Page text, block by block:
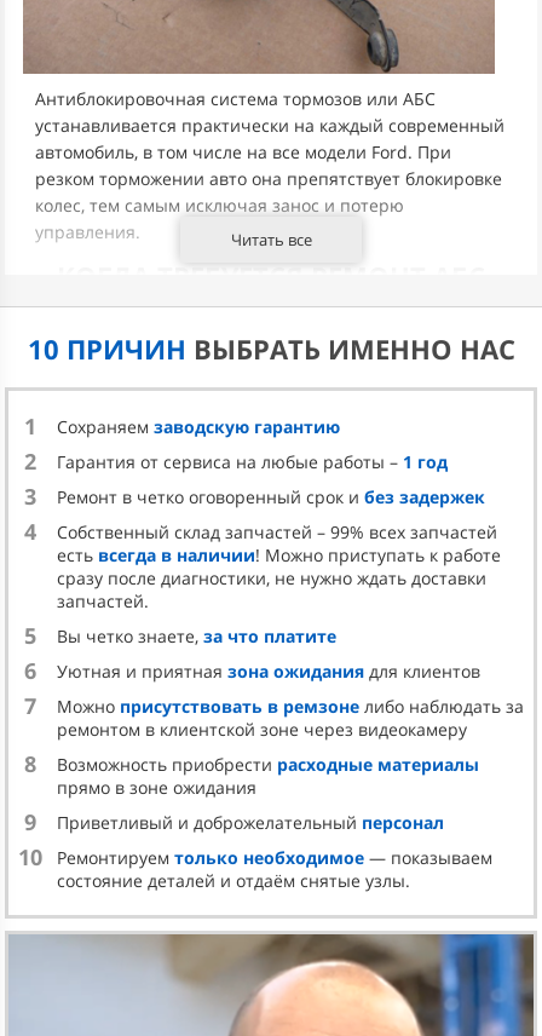
Антиблокировочная система тормозов или АБС
устанавливается практически на каждый современный
автомобиль, в том числе на все модели Ford. При
резком торможении авто она препятствует блокировке
колес, тем самым исключая занос и потерю
управления.
КОГДА ТРЕБУЕТСЯ РЕМОНТ АБС
являются:
эксплуатация в сложных погодных и/или
попадание внутрь блока антиблокировочной
системы дождевой воды и любых других жидкостей;
разгерметизации блока АБС;
замыкание электрической цепи;
механические повреждения;
процессы окисления под воздействием влаги.
приборной панели зажегся индикатор АBS, это
означает, что система вышла из строя. Ездить на таком
автомобиле возможно. Однако если потребуется
экстренная блокировка колес, водителю придется
приложить значительные усилия при нажатии на
тормозную педаль. Чтобы избежать проблем, лучше
антиблокировочная система подлежит
восстановлению, иремонтобходится недорого.
ПРЕИМУЩЕСТВА 2BRO
предлагает услугу ремонта
блока АБС Форд.
К нам обращаются, так как:
Читать все
10 ПРИЧИН ВЫБРАТЬ ИМЕННО НАС
1 Сохраняемзаводскую гарантию
2 Гарантия от сервиса на любые работы – 1 год
3 Ремонт в четко оговоренный срок ибез задержек
4
Собственный склад запчастей – 99% всех запчастей
есть всегда в наличии! Можно приступать к работе
сразу после диагностики, не нужно ждать доставки
запчастей.
5 Вы четко знаете,за что платите
6 Уютная и приятнаязона ожидания для клиентов
7 Можно присутствовать в ремзоне либо наблюдать за
ремонтом в клиентской зоне через видеокамеру
8 Возможность приобрести расходные материалы
прямо в зоне ожидания
9 Приветливый и доброжелательный персонал
10 Ремонтируемтолько необходимое — показываем
состояние деталей и отдаём снятые узлы.